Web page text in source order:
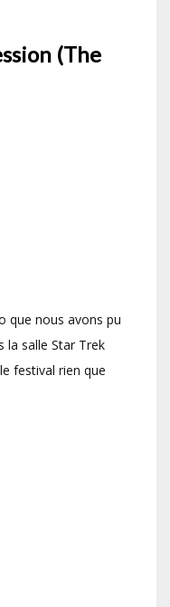
(The
que nous avons pu
la salle Star Trek
festival rien que